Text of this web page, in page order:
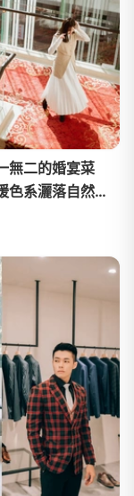
無二的婚宴菜
色系灑落自然光